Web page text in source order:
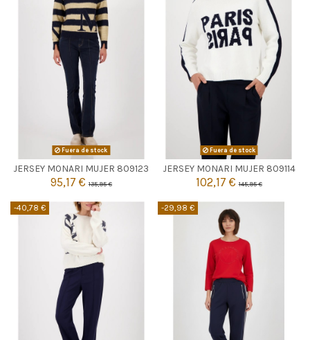
Fuera de stock
JERSEY MONARI MUJER 809123
95,17 €135,95 €
 Agotado
Fuera de stock
JERSEY MONARI MUJER 809114
102,17 €145,95 €
 Agotado
-40,78 € -29,98 €